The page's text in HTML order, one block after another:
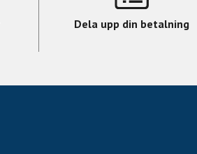
Dela upp din betalning